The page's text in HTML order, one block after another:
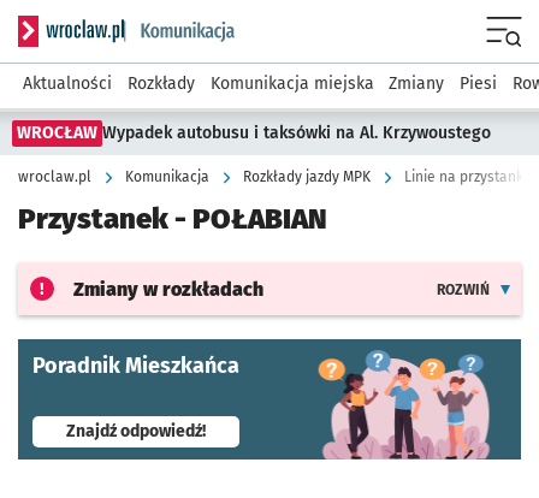
Serwis informacyjny wroclaw.pl podserwis: Komunikacja
Aktualności Rozkłady Komunikacja miejska Zmiany Piesi
WROCŁAW Wypadek autobusu i taksówki na Al. Krzywoustego
wroclaw.pl Komunikacja Rozkłady jazdy MPK Linie na przystanku
Przystanek - POŁABIAN
Zmiany w rozkładach ROZWIŃ
Poradnik Mieszkańca
Znajdź odpowiedź!- otworzy się w nowej karcie